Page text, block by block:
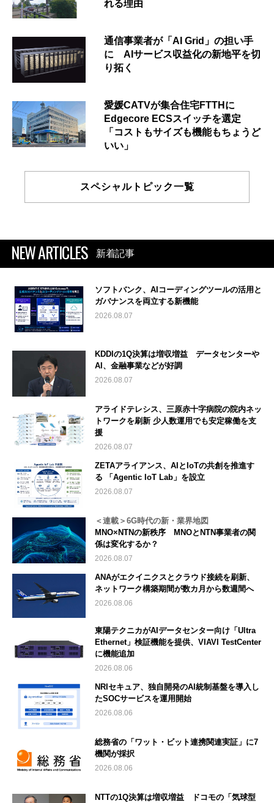
れる理由
通信事業者が「AI Grid」の担い手
に AIサービス収益化の新地平を切
り拓く
愛媛CATVが集合住宅FTTHに
Edgecore ECSスイッチを選定
「コストもサイズも機能もちょうど
いい」
スペシャルトピック一覧
NEW ARTICLES 新着記事
ソフトバンク、AIコーディングツールの活用と
ガバナンスを両立する新機能
2026.08.07
KDDIの1Q決算は増収増益 データセンターや
AI、金融事業などが好調
2026.08.07
アライドテレシス、三原赤十字病院の院内ネッ
トワークを刷新 少人数運用でも安定稼働を支
援
2026.08.07
ZETAアライアンス、AIとIoTの共創を推進す
る 「Agentic IoT Lab」を設立
2026.08.07
＜連載＞6G時代の新・業界地図
MNO×NTNの新秩序 MNOとNTN事業者の関
係は変化するか？
2026.08.07
ANAがエクイニクスとクラウド接続を刷新、
ネットワーク構築期間が数カ月から数週間へ
2026.08.06
東陽テクニカがAIデータセンター向け「Ultra
Ethernet」検証機能を提供、VIAVI TestCenter
に機能追加
2026.08.06
NRIセキュア、独自開発のAI統制基盤を導入し
たSOCサービスを運用開始
2026.08.06
総務省の「ワット・ビット連携関連実証」に7
機関が採択
2026.08.06
NTTの1Q決算は増収増益 ドコモの「気球型